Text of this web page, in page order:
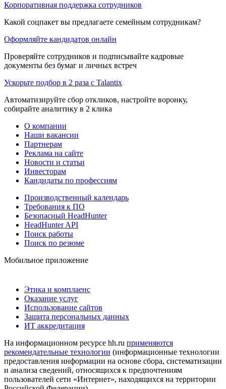
Корпоративная поддержка сотрудников
Какой соцпакет вы предлагаете семейным сотрудникам?
Оформляйте кандидатов онлайн
Проверяйте сотрудников и подписывайте кадровые
документы без бумаг и личных встреч
Ускорьте подбор в 2 раза с Talantix
Автоматизируйте сбор откликов, настройте воронку,
собирайте аналитику в 2 клика
О компании
Наши вакансии
Партнерам
Реклама на сайте
Новости и статьи
Инвесторам
Кандидаты по профессиям
Производственный календарь
Требования к ПО
Безопасный HeadHunter
HeadHunter API
Поиск работы
Поиск по резюме
Мобильное приложение
Этика и комплаенс
Оказание услуг
Использование сайтов
Защита персональных данных
ИТ аккредитация
На информационном ресурсе hh.ru применяются
рекомендательные технологии (информационные технологии
предоставления информации на основе сбора, систематизации
и анализа сведений, относящихся к предпочтениям
пользователей сети «Интернет», находящихся на территории